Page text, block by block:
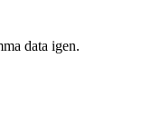
data igen.